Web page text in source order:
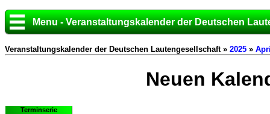
Menu - Veranstaltungskalender der Deutschen
Veranstaltungskalender der Deutschen Lautengesellschaft » 2025 »
Neuen
Terminserie